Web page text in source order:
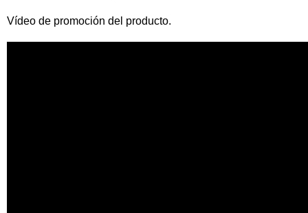
Vídeo de promoción del producto.